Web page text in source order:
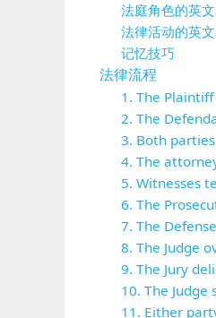
法庭角色的英
法律活动的英
记忆技巧
法律流程
1. The
2. The
3. Both
4. The
5. Witnesses
6. The
7. The
8. The Judge
9. The Jury
10. The
11. Either